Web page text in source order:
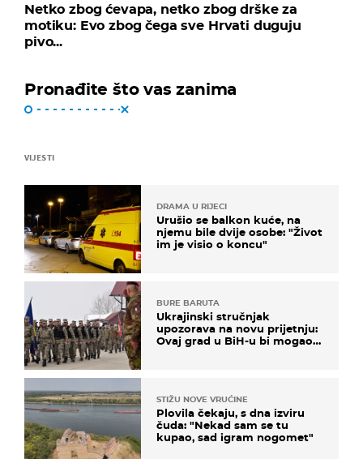
Netko zbog ćevapa, netko zbog drške za
motiku: Evo zbog čega sve Hrvati duguju
pivo...
Pronađite što vas zanima
VIJESTI
DRAMA U RIJECI
Urušio se balkon kuće, na
njemu bile dvije osobe: "Život
im je visio o koncu"
BURE BARUTA
Ukrajinski stručnjak
upozorava na novu prijetnju:
Ovaj grad u BiH-u bi mogao
STIŽU NOVE VRUĆINE
Plovila čekaju, s dna izviru
čuda: "Nekad sam se tu
kupao, sad igram nogomet"